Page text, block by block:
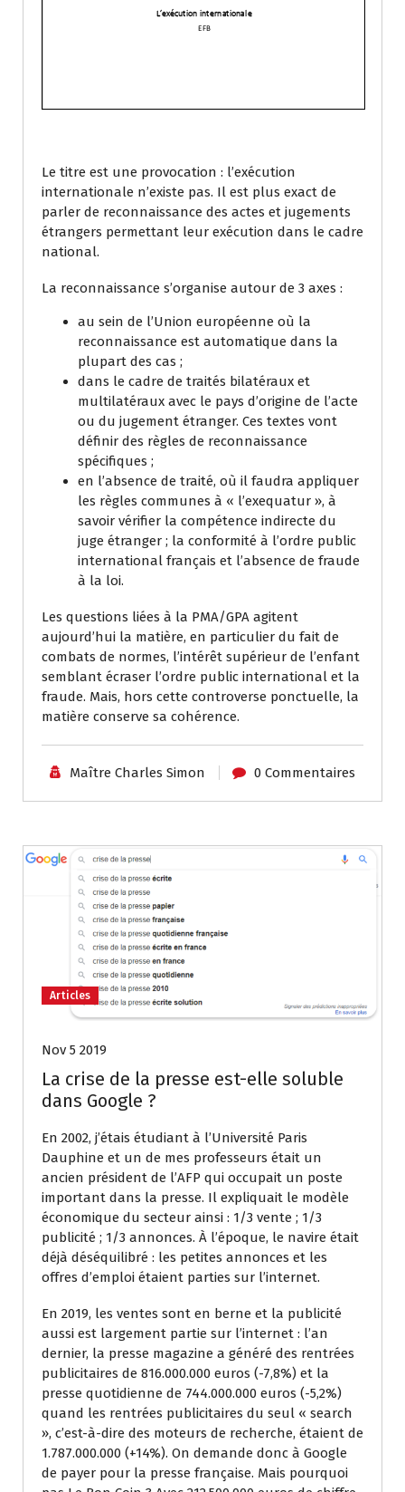
Le titre est une provocation : l’exécution
internationale n’existe pas. Il est plus exact de
parler de reconnaissance des actes et jugements
étrangers permettant leur exécution dans le cadre
national.
La reconnaissance s’organise autour de 3 axes :
au sein de l’Union européenne où la
reconnaissance est automatique dans la
plupart des cas ;
dans le cadre de traités bilatéraux et
multilatéraux avec le pays d’origine de l’acte
ou du jugement étranger. Ces textes vont
définir des règles de reconnaissance
spécifiques ;
en l’absence de traité, où il faudra appliquer
les règles communes à « l’exequatur », à
savoir vérifier la compétence indirecte du
juge étranger ; la conformité à l’ordre public
international français et l’absence de fraude
à la loi.
Les questions liées à la PMA/GPA agitent
aujourd’hui la matière, en particulier du fait de
combats de normes, l’intérêt supérieur de l’enfant
semblant écraser l’ordre public international et la
fraude. Mais, hors cette controverse ponctuelle, la
matière conserve sa cohérence.
Maître Charles Simon 0 Commentaires
Articles
Nov 5 2019
La crise de la presse est-elle soluble
dans Google ?
En 2002, j’étais étudiant à l’Université Paris
Dauphine et un de mes professeurs était un
ancien président de l’AFP qui occupait un poste
important dans la presse. Il expliquait le modèle
économique du secteur ainsi : 1/3 vente ; 1/3
publicité ; 1/3 annonces. À l’époque, le navire était
déjà déséquilibré : les petites annonces et les
offres d’emploi étaient parties sur l’internet.
En 2019, les ventes sont en berne et la publicité
aussi est largement partie sur l’internet : l’an
dernier, la presse magazine a généré des rentrées
publicitaires de 816.000.000 euros (-7,8%) et la
presse quotidienne de 744.000.000 euros (-5,2%)
quand les rentrées publicitaires du seul « search
», c’est-à-dire des moteurs de recherche, étaient de
1.787.000.000 (+14%). On demande donc à Google
de payer pour la presse française. Mais pourquoi